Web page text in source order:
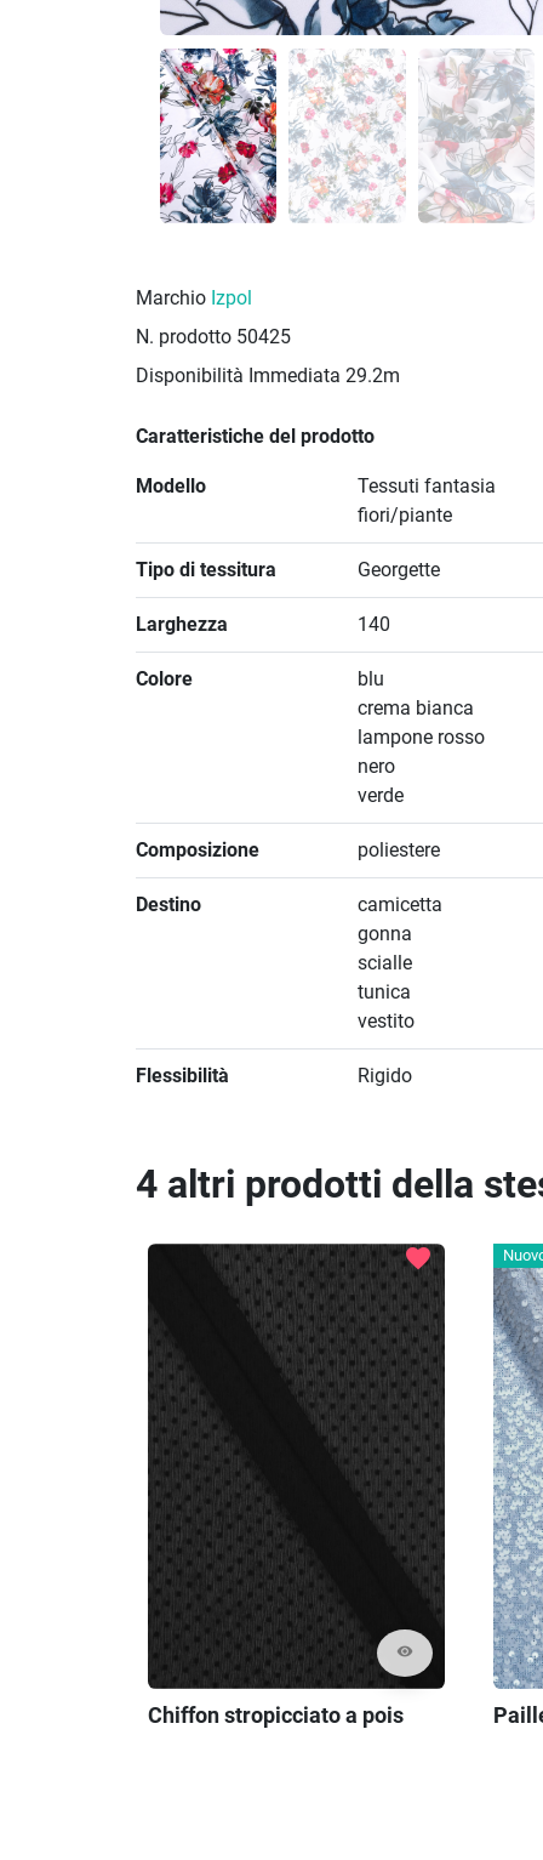
Marchio Izpol
N. prodotto 50425
Disponibilità Immediata 29.2m
Caratteristiche del prodotto
Modello
Tessuti fantasia
fiori/piante
Tipo di tessitura Georgette
Larghezza 140
Colore
blu
crema bianca
lampone rosso
nero
verde
Composizione poliestere
Destino
camicetta
gonna
scialle
tunica
vestito
Flessibilità Rigido
4 altri prodotti della
visibility
favorite
Chiffon stropicciato a pois